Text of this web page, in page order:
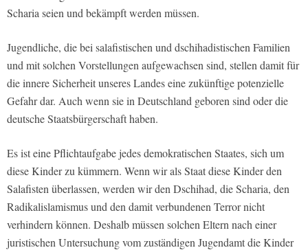
Scharia seien und bekämpft werden müssen.
Jugendliche, die bei salafistischen und dschihadistischen Familien
und mit solchen Vorstellungen aufgewachsen sind, stellen damit für
die innere Sicherheit unseres Landes eine zukünftige potenzielle
Gefahr dar. Auch wenn sie in Deutschland geboren sind oder die
deutsche Staatsbürgerschaft haben.
Es ist eine Pflichtaufgabe jedes demokratischen Staates, sich um
diese Kinder zu kümmern. Wenn wir als Staat diese Kinder den
Salafisten überlassen, werden wir den Dschihad, die Scharia, den
Radikalislamismus und den damit verbundenen Terror nicht
verhindern können. Deshalb müssen solchen Eltern nach einer
juristischen Untersuchung vom zuständigen Jugendamt die Kinder